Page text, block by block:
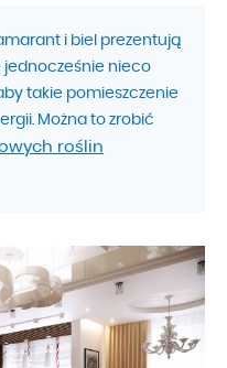
i biel prezentują
jednocześnie nieco
takie pomieszczenie
Można to zrobić
roślin